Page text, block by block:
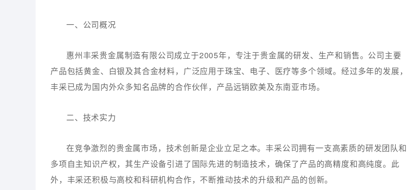
一、公司概况
惠州丰采贵金属制造有限公司成立于2005年，专注于贵金属的研发、生产和销售。公司主要
产品包括黄金、白银及其合金材料，广泛应用于珠宝、电子、医疗等多个领域。经过多年的发展，
丰采已成为国内外众多知名品牌的合作伙伴，产品远销欧美及东南亚市场。
二、技术实力
在竞争激烈的贵金属市场，技术创新是企业立足之本。丰采公司拥有一支高素质的研发团队和
多项自主知识产权，其生产设备引进了国际先进的制造技术，确保了产品的高精度和高纯度。此
外，丰采还积极与高校和科研机构合作，不断推动技术的升级和产品的创新。